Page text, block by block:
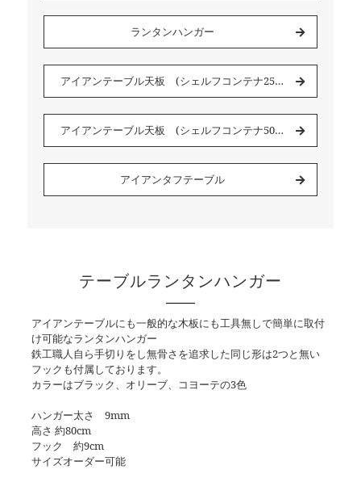
ランタンハンガー
アイアンテーブル天板 (シェルフコンテナ25 用)
アイアンテーブル天板 (シェルフコンテナ50用)
アイアンタフテーブル
テーブルランタンハンガー
アイアンテーブルにも一般的な木板にも工具無しで簡単に取付
け可能なランタンハンガー
鉄工職人自ら手切りをし無骨さを追求した同じ形は2つと無い
フックも付属しております。
カラーはブラック、オリーブ、コヨーテの3色
ハンガー太さ 9mm
高さ 約80cm
フック 約9cm
サイズオーダー可能